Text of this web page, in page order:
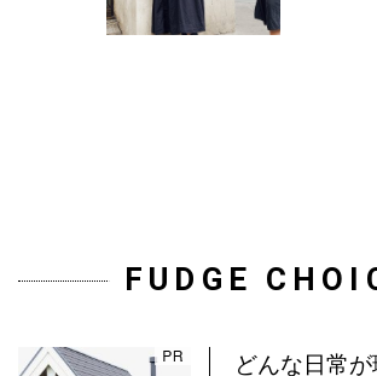
FUDGE
どんな日常が